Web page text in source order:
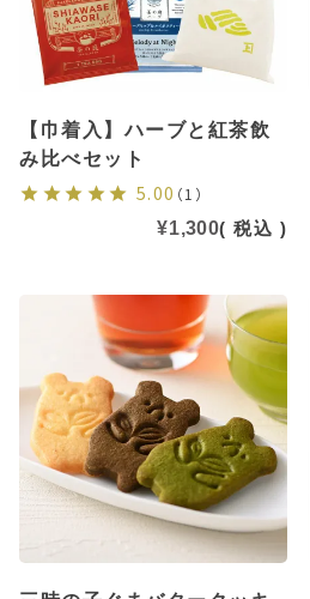
【巾着入】ハーブと紅茶飲
み比べセット
5.00 （1）
¥1,300 税込